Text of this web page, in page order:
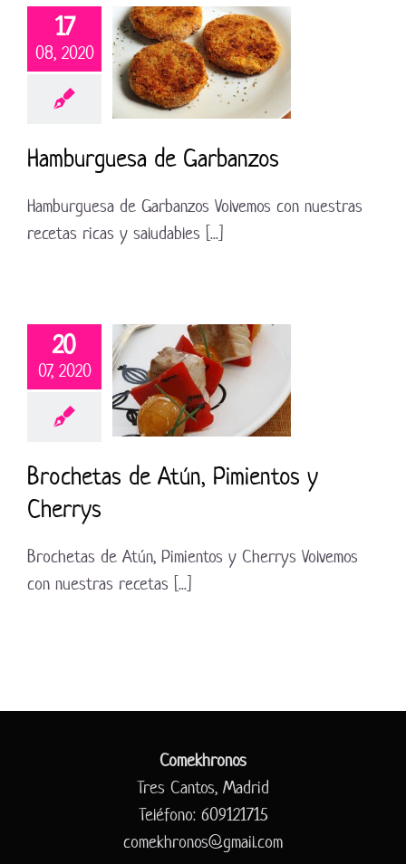
17
08, 2020
Hamburguesa de Garbanzos
Hamburguesa de Garbanzos Volvemos con nuestras
recetas ricas y saludables [...]
20
07, 2020
Brochetas de Atún, Pimientos y
Cherrys
Brochetas de Atún, Pimientos y Cherrys Volvemos
con nuestras recetas [...]
Comekhronos
Tres Cantos, Madrid
Teléfono: 609121715
comekhronos@gmail.com